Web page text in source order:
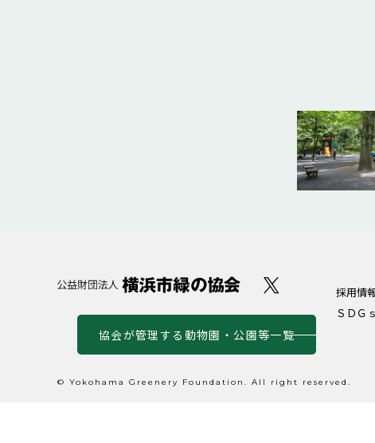
協会が管理する動物園・公園等一覧
採用情
ＳＤＧ
© Yokohama Greenery Foundation. All right reserved.